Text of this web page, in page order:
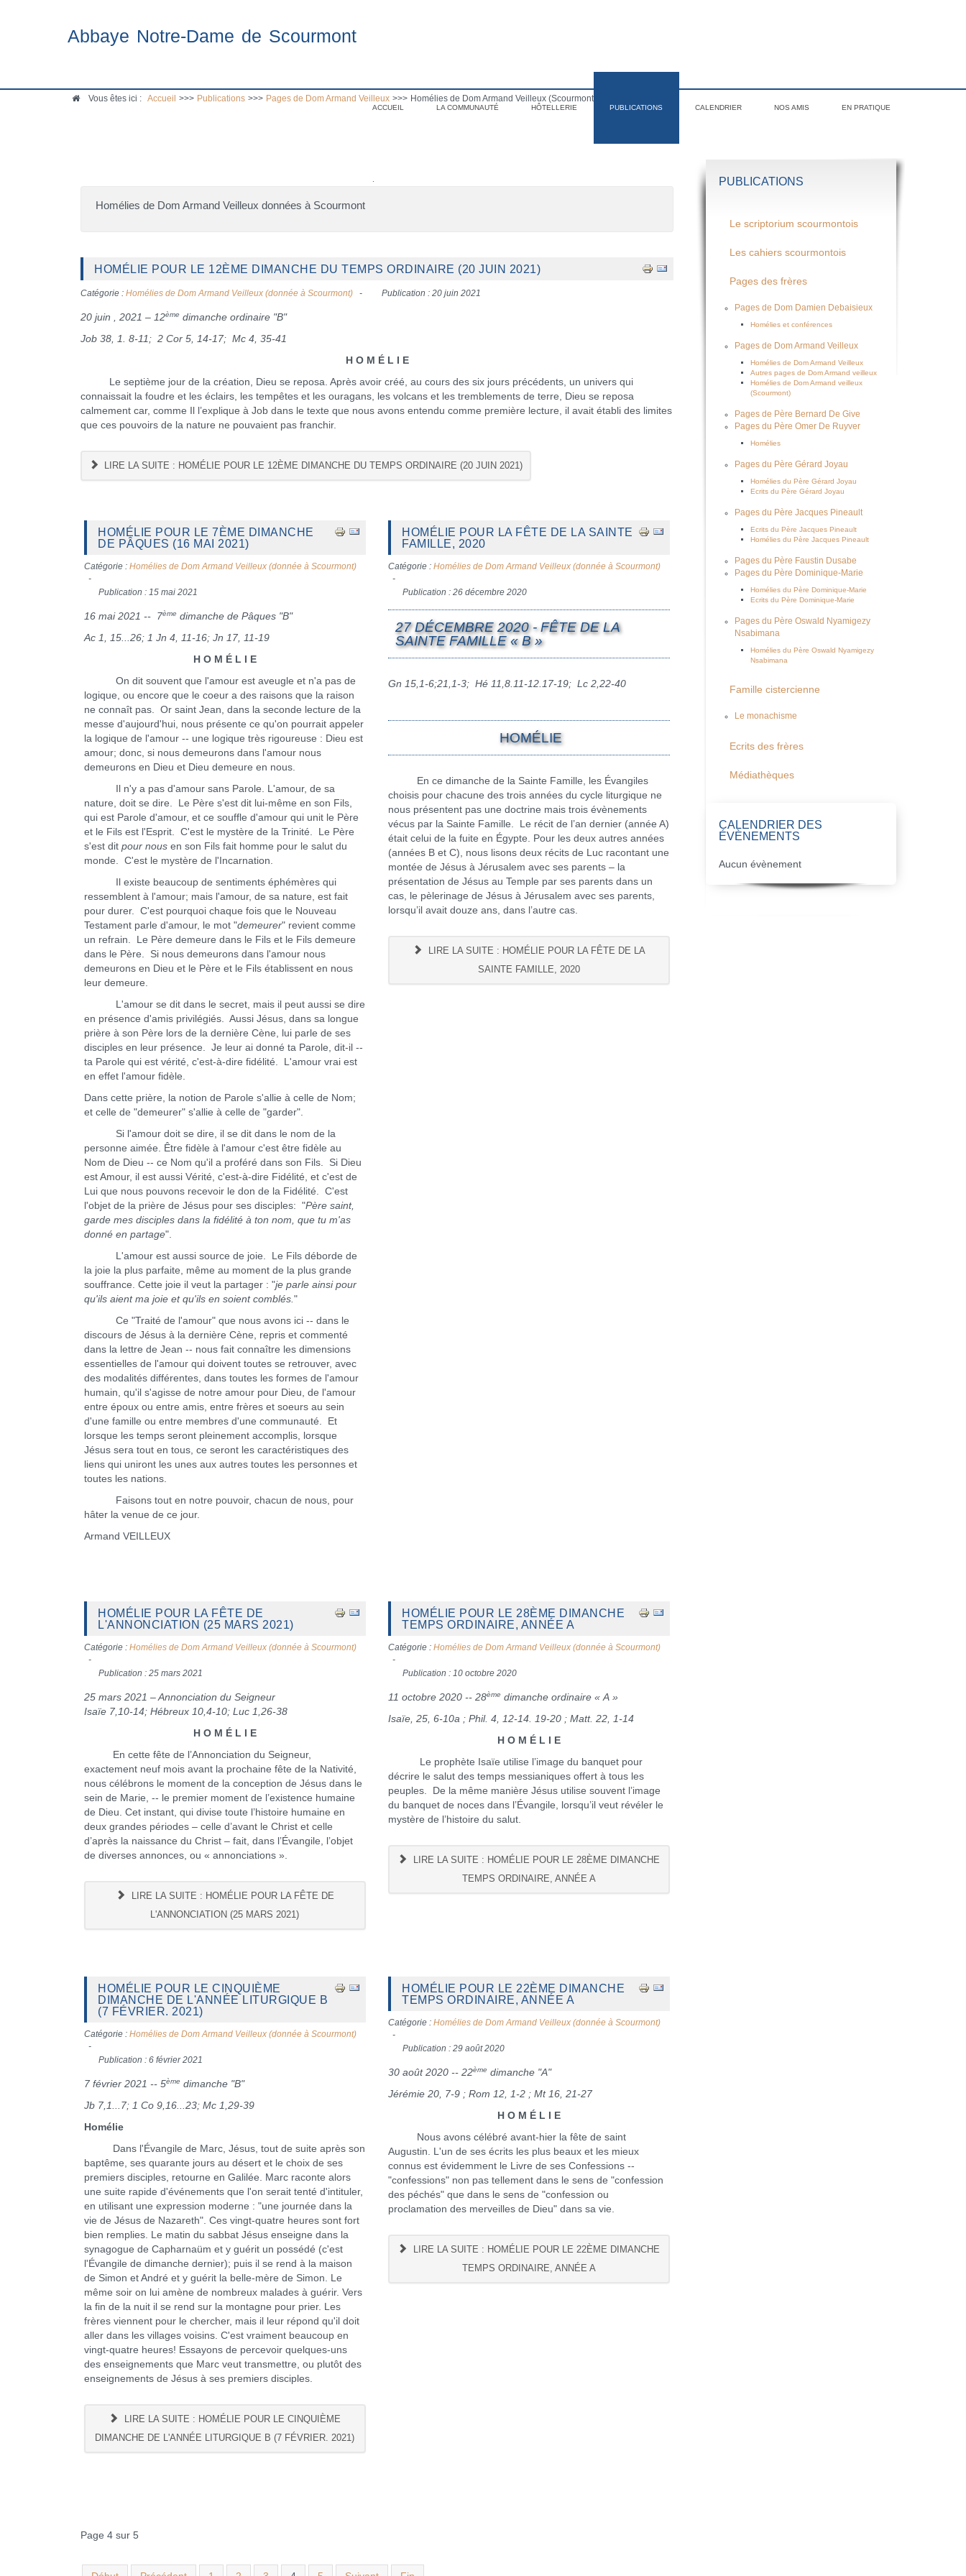
Abbaye Notre-Dame de Scourmont
ACCUEIL LA COMMUNAUTÉ HÔTELLERIE PUBLICATIONS CALENDRIER NOS AMIS EN PRATIQUE
Vous êtes ici : Accueil >>> Publications >>> Pages de Dom Armand Veilleux >>> Homélies de Dom Armand Veilleux (Scourmont)
Homélies de Dom Armand Veilleux données à Scourmont
HOMÉLIE POUR LE 12ÈME DIMANCHE DU TEMPS ORDINAIRE (20 JUIN 2021)
Catégorie : Homélies de Dom Armand Veilleux (donnée à Scourmont) Publication : 20 juin 2021
20 juin , 2021 – 12ème dimanche ordinaire "B"
Job 38, 1. 8-11; 2 Cor 5, 14-17; Mc 4, 35-41
H O M É L I E
Le septième jour de la création, Dieu se reposa. Après avoir créé, au cours des six jours précédents, un univers qui
connaissait la foudre et les éclairs, les tempêtes et les ouragans, les volcans et les tremblements de terre, Dieu se reposa
calmement car, comme Il l’explique à Job dans le texte que nous avons entendu comme première lecture, il avait établi des limites
que ces pouvoirs de la nature ne pouvaient pas franchir.
LIRE LA SUITE : HOMÉLIE POUR LE 12ÈME DIMANCHE DU TEMPS ORDINAIRE (20 JUIN 2021)
HOMÉLIE POUR LE 7ÈME DIMANCHE
DE PÂQUES (16 MAI 2021)
Catégorie : Homélies de Dom Armand Veilleux (donnée à Scourmont)
Publication : 15 mai 2021
16 mai 2021 -- 7ème dimanche de Pâques "B"
Ac 1, 15...26; 1 Jn 4, 11-16; Jn 17, 11-19
H O M É L I E
On dit souvent que l'amour est aveugle et n'a pas de
logique, ou encore que le coeur a des raisons que la raison
ne connaît pas. Or saint Jean, dans la seconde lecture de la
messe d'aujourd'hui, nous présente ce qu'on pourrait appeler
la logique de l'amour -- une logique très rigoureuse : Dieu est
amour; donc, si nous demeurons dans l'amour nous
demeurons en Dieu et Dieu demeure en nous.
Il n'y a pas d'amour sans Parole. L'amour, de sa
nature, doit se dire. Le Père s'est dit lui-même en son Fils,
qui est Parole d'amour, et ce souffle d'amour qui unit le Père
et le Fils est l'Esprit. C'est le mystère de la Trinité. Le Père
s'est dit pour nous en son Fils fait homme pour le salut du
monde. C'est le mystère de l'Incarnation.
Il existe beaucoup de sentiments éphémères qui
ressemblent à l'amour; mais l'amour, de sa nature, est fait
pour durer. C'est pourquoi chaque fois que le Nouveau
Testament parle d'amour, le mot "demeurer" revient comme
un refrain. Le Père demeure dans le Fils et le Fils demeure
dans le Père. Si nous demeurons dans l'amour nous
demeurons en Dieu et le Père et le Fils établissent en nous
leur demeure.
L'amour se dit dans le secret, mais il peut aussi se dire
en présence d'amis privilégiés. Aussi Jésus, dans sa longue
prière à son Père lors de la dernière Cène, lui parle de ses
disciples en leur présence. Je leur ai donné ta Parole, dit-il --
ta Parole qui est vérité, c'est-à-dire fidélité. L'amour vrai est
en effet l'amour fidèle.
Dans cette prière, la notion de Parole s'allie à celle de Nom;
et celle de "demeurer" s'allie à celle de "garder".
Si l'amour doit se dire, il se dit dans le nom de la
personne aimée. Être fidèle à l'amour c'est être fidèle au
Nom de Dieu -- ce Nom qu'il a proféré dans son Fils. Si Dieu
est Amour, il est aussi Vérité, c'est-à-dire Fidélité, et c'est de
Lui que nous pouvons recevoir le don de la Fidélité. C'est
l'objet de la prière de Jésus pour ses disciples: "Père saint,
garde mes disciples dans la fidélité à ton nom, que tu m'as
donné en partage".
L'amour est aussi source de joie. Le Fils déborde de
la joie la plus parfaite, même au moment de la plus grande
souffrance. Cette joie il veut la partager : "je parle ainsi pour
qu'ils aient ma joie et qu'ils en soient comblés."
Ce "Traité de l'amour" que nous avons ici -- dans le
discours de Jésus à la dernière Cène, repris et commenté
dans la lettre de Jean -- nous fait connaître les dimensions
essentielles de l'amour qui doivent toutes se retrouver, avec
des modalités différentes, dans toutes les formes de l'amour
humain, qu'il s'agisse de notre amour pour Dieu, de l'amour
entre époux ou entre amis, entre frères et soeurs au sein
d'une famille ou entre membres d'une communauté. Et
lorsque les temps seront pleinement accomplis, lorsque
Jésus sera tout en tous, ce seront les caractéristiques des
liens qui uniront les unes aux autres toutes les personnes et
toutes les nations.
Faisons tout en notre pouvoir, chacun de nous, pour
hâter la venue de ce jour.
Armand VEILLEUX
HOMÉLIE POUR LA FÊTE DE LA SAINTE
FAMILLE, 2020
Catégorie :Homélies de Dom Armand Veilleux (donnée à Scourmont)
Publication : 26 décembre 2020
27 DÉCEMBRE 2020 - FÊTE DE LA
SAINTE FAMILLE « B »
Gn 15,1-6;21,1-3; Hé 11,8.11-12.17-19; Lc 2,22-40
HOMÉLIE
En ce dimanche de la Sainte Famille, les Évangiles
choisis pour chacune des trois années du cycle liturgique ne
nous présentent pas une doctrine mais trois évènements
vécus par la Sainte Famille. Le récit de l’an dernier (année A)
était celui de la fuite en Égypte. Pour les deux autres années
(années B et C), nous lisons deux récits de Luc racontant une
montée de Jésus à Jérusalem avec ses parents – la
présentation de Jésus au Temple par ses parents dans un
cas, le pèlerinage de Jésus à Jérusalem avec ses parents,
lorsqu’il avait douze ans, dans l’autre cas.
LIRE LA SUITE : HOMÉLIE POUR LA FÊTE DE LA
SAINTE FAMILLE, 2020
HOMÉLIE POUR LA FÊTE DE
L'ANNONCIATION (25 MARS 2021)
Catégorie : Homélies de Dom Armand Veilleux (donnée à Scourmont)
Publication : 25 mars 2021
25 mars 2021 – Annonciation du Seigneur
Isaïe 7,10-14; Hébreux 10,4-10; Luc 1,26-38
H O M É L I E
En cette fête de l’Annonciation du Seigneur,
exactement neuf mois avant la prochaine fête de la Nativité,
nous célébrons le moment de la conception de Jésus dans le
sein de Marie, -- le premier moment de l’existence humaine
de Dieu. Cet instant, qui divise toute l’histoire humaine en
deux grandes périodes – celle d’avant le Christ et celle
d’après la naissance du Christ – fait, dans l’Évangile, l’objet
de diverses annonces, ou « annonciations ».
LIRE LA SUITE : HOMÉLIE POUR LA FÊTE DE
L'ANNONCIATION (25 MARS 2021)
HOMÉLIE POUR LE 28ÈME DIMANCHE
TEMPS ORDINAIRE, ANNÉE A
Catégorie :Homélies de Dom Armand Veilleux (donnée à Scourmont)
Publication : 10 octobre 2020
11 octobre 2020 -- 28ème dimanche ordinaire « A »
Isaïe, 25, 6-10a ; Phil. 4, 12-14. 19-20 ; Matt. 22, 1-14
H O M É L I E
Le prophète Isaïe utilise l’image du banquet pour
décrire le salut des temps messianiques offert à tous les
peuples. De la même manière Jésus utilise souvent l’image
du banquet de noces dans l’Évangile, lorsqu’il veut révéler le
mystère de l’histoire du salut.
LIRE LA SUITE : HOMÉLIE POUR LE 28ÈME DIMANCHE
TEMPS ORDINAIRE, ANNÉE A
HOMÉLIE POUR LE CINQUIÈME
DIMANCHE DE L'ANNÉE LITURGIQUE B
(7 FÉVRIER. 2021)
Catégorie : Homélies de Dom Armand Veilleux (donnée à Scourmont)
Publication : 6 février 2021
7 février 2021 -- 5ème dimanche "B"
Jb 7,1...7; 1 Co 9,16...23; Mc 1,29-39
Homélie
Dans l'Évangile de Marc, Jésus, tout de suite après son
baptême, ses quarante jours au désert et le choix de ses
premiers disciples, retourne en Galilée. Marc raconte alors
une suite rapide d'événements que l'on serait tenté d'intituler,
en utilisant une expression moderne : "une journée dans la
vie de Jésus de Nazareth". Ces vingt-quatre heures sont fort
bien remplies. Le matin du sabbat Jésus enseigne dans la
synagogue de Capharnaüm et y guérit un possédé (c'est
l'Évangile de dimanche dernier); puis il se rend à la maison
de Simon et André et y guérit la belle-mère de Simon. Le
même soir on lui amène de nombreux malades à guérir. Vers
la fin de la nuit il se rend sur la montagne pour prier. Les
frères viennent pour le chercher, mais il leur répond qu'il doit
aller dans les villages voisins. C'est vraiment beaucoup en
vingt-quatre heures! Essayons de percevoir quelques-uns
des enseignements que Marc veut transmettre, ou plutôt des
enseignements de Jésus à ses premiers disciples.
LIRE LA SUITE : HOMÉLIE POUR LE CINQUIÈME
DIMANCHE DE L'ANNÉE LITURGIQUE B (7 FÉVRIER. 2021)
HOMÉLIE POUR LE 22ÈME DIMANCHE
TEMPS ORDINAIRE, ANNÉE A
Catégorie :Homélies de Dom Armand Veilleux (donnée à Scourmont)
Publication : 29 août 2020
30 août 2020 -- 22ème dimanche "A"
Jérémie 20, 7-9 ; Rom 12, 1-2 ; Mt 16, 21-27
H O M É L I E
Nous avons célébré avant-hier la fête de saint
Augustin. L'un de ses écrits les plus beaux et les mieux
connus est évidemment le Livre de ses Confessions --
"confessions" non pas tellement dans le sens de "confession
des péchés" que dans le sens de "confession ou
proclamation des merveilles de Dieu" dans sa vie.
LIRE LA SUITE : HOMÉLIE POUR LE 22ÈME DIMANCHE
TEMPS ORDINAIRE, ANNÉE A
Page 4 sur 5
PUBLICATIONS
Le scriptorium scourmontois
Les cahiers scourmontois
Pages des frères
Pages de Dom Damien Debaisieux
Homélies et conférences
Pages de Dom Armand Veilleux
Homélies de Dom Armand Veilleux
Autres pages de Dom Armand veilleux
Homélies de Dom Armand veilleux
(Scourmont)
Pages de Père Bernard De Give
Pages du Père Omer De Ruyver
Homélies
Pages du Père Gérard Joyau
Homélies du Père Gérard Joyau
Ecrits du Père Gérard Joyau
Pages du Père Jacques Pineault
Ecrits du Père Jacques Pineault
Homélies du Père Jacques Pineault
Pages du Père Faustin Dusabe
Pages du Père Dominique-Marie
Homélies du Père Dominique-Marie
Ecrits du Père Dominique-Marie
Pages du Père Oswald Nyamigezy
Nsabimana
Homélies du Père Oswald Nyamigezy
Nsabimana
Famille cistercienne
Le monachisme
Ecrits des frères
Médiathèques
CALENDRIER DES
ÉVÈNEMENTS
Aucun évènement